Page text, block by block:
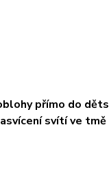
přímo do
svítí ve